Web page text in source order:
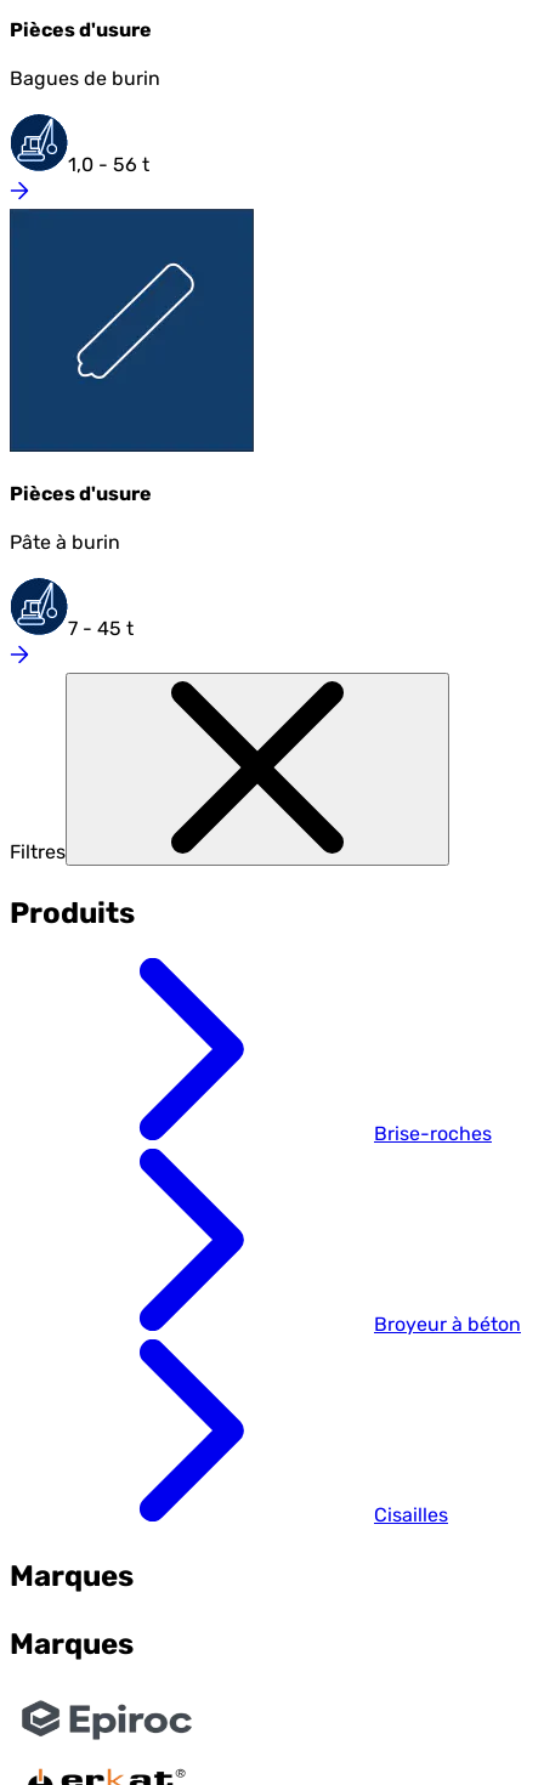
Pièces d'usure
Bagues de burin
1,0 - 56 t
Pièces d'usure
Pâte à burin
7 - 45 t
Filtres
Produits
Brise-roches
Broyeur à béton
Cisailles
Marques
Marques